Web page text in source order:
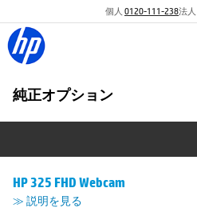
個人 0120-111-238法人
純正オプション
HP 325 FHD Webcam
≫ 説明を見る